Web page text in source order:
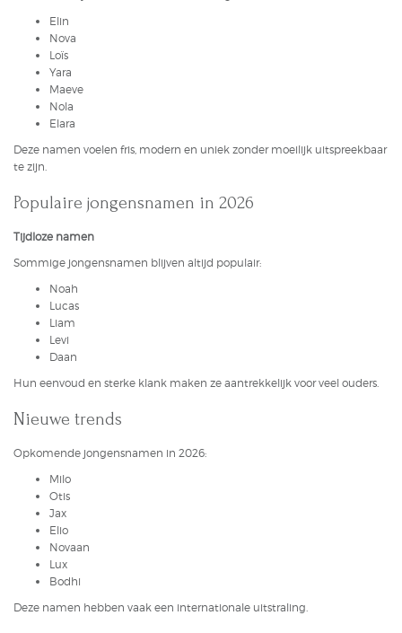
Elin
Nova
Loïs
Yara
Maeve
Nola
Elara
Deze namen voelen fris, modern en uniek zonder moeilijk uitspreekbaar
te zijn.
Populaire jongensnamen in 2026
Tijdloze namen
Sommige jongensnamen blijven altijd populair:
Noah
Lucas
Liam
Levi
Daan
Hun eenvoud en sterke klank maken ze aantrekkelijk voor veel ouders.
Nieuwe trends
Opkomende jongensnamen in 2026:
Milo
Otis
Jax
Elio
Novaan
Lux
Bodhi
Deze namen hebben vaak een internationale uitstraling.